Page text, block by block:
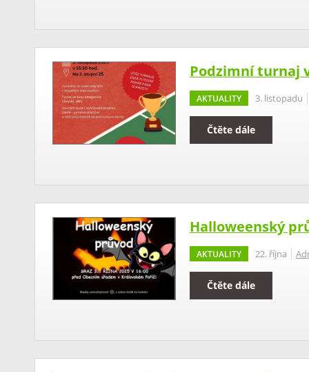
Podzimní turnaj
AKTUALITY 3. listopadu
Čtěte dále
Halloweenský
AKTUALITY 22. října
Čtěte dále